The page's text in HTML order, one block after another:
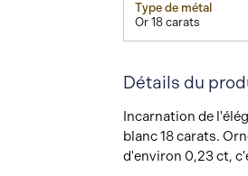
Type de métal
Or 18 carats
Détails du
Incarnation de
blanc 18 carats.
d'environ 0,23 ct,